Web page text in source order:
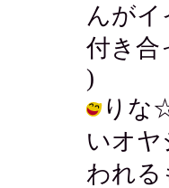
んが
付き合
)
りな
いオ
われる